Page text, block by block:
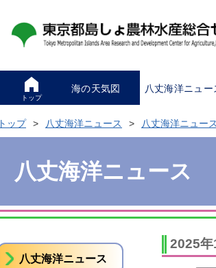
トップ
海の天気図 八丈海洋ニュー
トップ 八丈海洋ニュース 八丈海洋ニュース
八丈海洋ニュース
2025年
八丈海洋ニュース